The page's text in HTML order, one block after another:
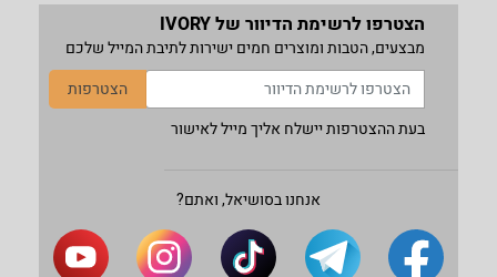
הצטרפו לרשימת הדיוור של IVORY
מבצעים, הטבות ומוצרים חמים ישירות לתיבת המייל שלכם
הצטרפות
בעת ההצטרפות יישלח אליך מייל לאישור
אנחנו בסושיאל, ואתם?